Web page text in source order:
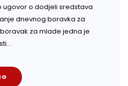
o dodjeli sredstava
dnevnog boravka za
za mlade jedna je